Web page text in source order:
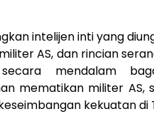
intelijen inti yang
AS, dan rincian
mendalam
mematikan militer AS,
kekuatan di